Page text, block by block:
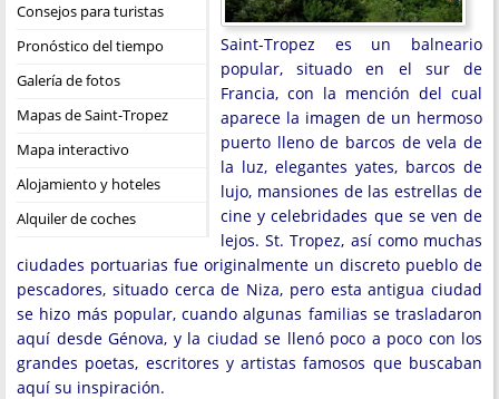
Consejos para turistas
Pronóstico del tiempo
Galería de fotos
Mapas de Saint-Tropez
Mapa interactivo
Alojamiento y hoteles
Alquiler de coches
Saint-Tropez es un balneario
popular, situado en el sur de
Francia, con la mención del cual
aparece la imagen de un hermoso
puerto lleno de barcos de vela de
la luz, elegantes yates, barcos de
lujo, mansiones de las estrellas de
cine y celebridades que se ven de
lejos. St. Tropez, así como muchas
ciudades portuarias fue originalmente un discreto pueblo de
pescadores, situado cerca de Niza, pero esta antigua ciudad
se hizo más popular, cuando algunas familias se trasladaron
aquí desde Génova, y la ciudad se llenó poco a poco con los
grandes poetas, escritores y artistas famosos que buscaban
aquí su inspiración.